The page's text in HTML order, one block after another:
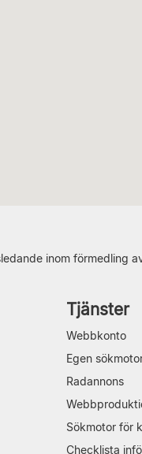
inom förmedling
Tjänster
Webbkonto
Egen
Radannons
Sökmotor för
Checklista